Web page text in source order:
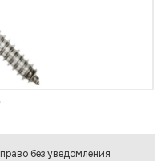
без уведомления